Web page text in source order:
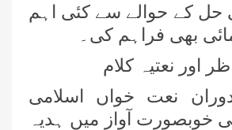
حل کے حوالے سے کئی اہم
بھی فراہم کی۔
اور نعتیہ کلام
نعت خواں اسلامی
خوبصورت آواز میں ہدیہ
فیضانِ مدینہ کراچی میں دعوتِ اسلامی
کے تحت ”واک ان جاب انٹرویوز“ کا
فیصل آباد میں تاجروں کے درمیان
”فیضان نماز کورس“ کا انعقاد